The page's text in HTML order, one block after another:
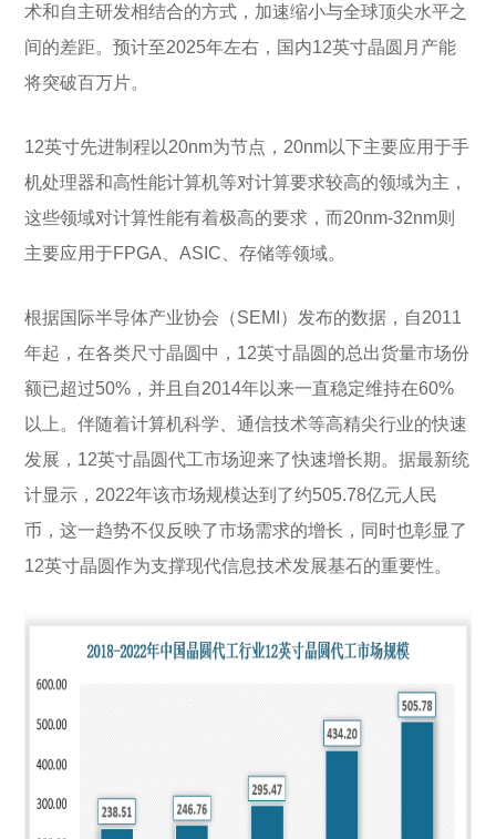
术和自主研发相结合的方式，加速缩小与全球顶尖水平之
间的差距。预计至2025年左右，国内12英寸晶圆月产能
将突破百万片。
12英寸先进制程以20nm为节点，20nm以下主要应用于手
机处理器和高性能计算机等对计算要求较高的领域为主，
这些领域对计算性能有着极高的要求，而20nm-32nm则
主要应用于FPGA、ASIC、存储等领域。
根据国际半导体产业协会（SEMI）发布的数据，自2011
年起，在各类尺寸晶圆中，12英寸晶圆的总出货量市场份
额已超过50%，并且自2014年以来一直稳定维持在60%
以上。伴随着计算机科学、通信技术等高精尖行业的快速
发展，12英寸晶圆代工市场迎来了快速增长期。据最新统
计显示，2022年该市场规模达到了约505.78亿元人民
币，这一趋势不仅反映了市场需求的增长，同时也彰显了
12英寸晶圆作为支撑现代信息技术发展基石的重要性。